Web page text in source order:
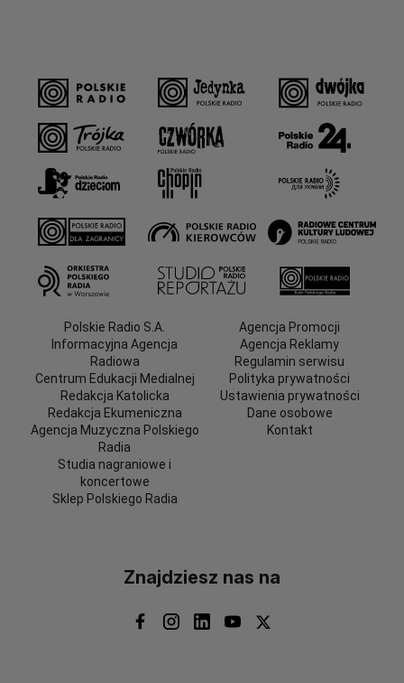
Polskie Radio S.A.
Informacyjna Agencja
Radiowa
Centrum Edukacji Medialnej
Redakcja Katolicka
Redakcja Ekumeniczna
Agencja Muzyczna Polskiego
Radia
Studia nagraniowe i
koncertowe
Sklep Polskiego Radia
Agencja Promocji
Agencja Reklamy
Regulamin serwisu
Polityka prywatności
Ustawienia prywatności
Dane osobowe
Kontakt
Znajdziesz nas na